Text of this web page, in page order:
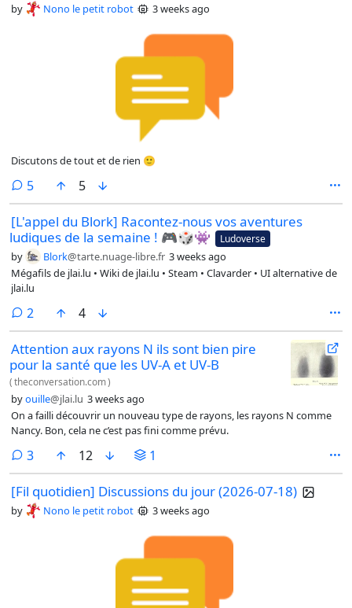
by Nono le petit robot 3 weeks ago
Discutons de tout et de rien 🙂
5comments
5
[L'appel du Blork] Racontez-nous vos aventures
ludiques de la semaine ! 🎮🎲👾
Ludoverse
by Blork@tarte.nuage-libre.fr 3 weeks ago
Mégafils de jlai.lu • Wiki de jlai.lu • Steam • Clavarder • UI alternative de
jlai.lu
2 comments
4
Attention aux rayons N ils sont bien pire
pour la santé que les UV-A et UV-B
(theconversation.com)
byouille@jlai.lu 3 weeks ago
On a failli découvrir un nouveau type de rayons, les rayons N comme
Nancy. Bon, cela ne c’est pas fini comme prévu.
3comments
12 1
[Fil quotidien] Discussions du jour (2026-07-18)
by Nono le petit robot 3 weeks ago